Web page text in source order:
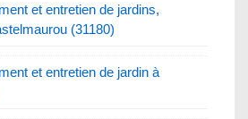
et entretien de jardins,
(31180)
et entretien de jardin à